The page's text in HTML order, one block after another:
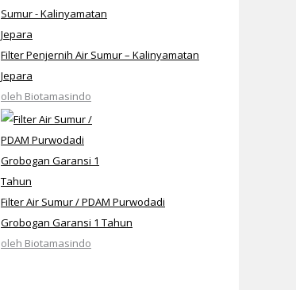
Filter Penjernih Air Sumur – Kalinyamatan
Jepara
oleh Biotamasindo
Filter Air Sumur / PDAM Purwodadi
Grobogan Garansi 1 Tahun
oleh Biotamasindo